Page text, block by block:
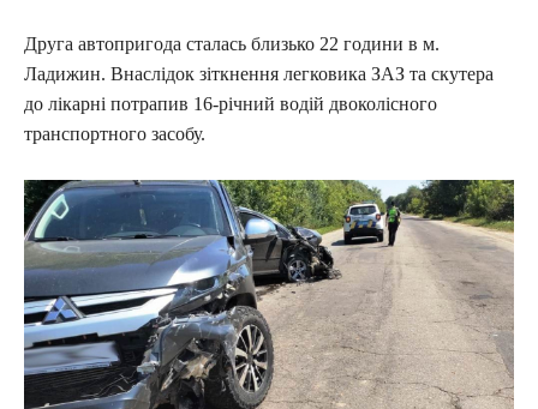
Друга автопригода сталась близько 22 години в м.
Ладижин. Внаслідок зіткнення легковика ЗАЗ та скутера
до лікарні потрапив 16-річний водій двоколісного
транспортного засобу.